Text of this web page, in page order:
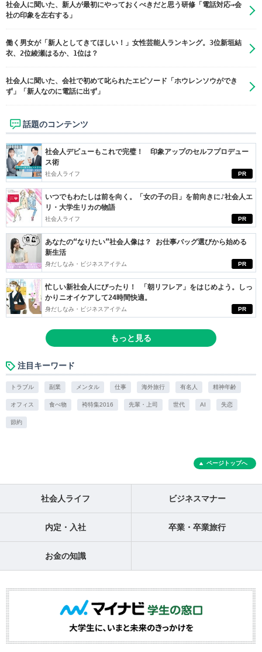
社会人に聞いた、新人が最初にやっておくべきだと思う研修「電話対応→会
社の印象を左右する」
働く男女が「新人としてきてほしい！」女性芸能人ランキング。3位新垣結
衣、2位綾瀬はるか、1位は？
社会人に聞いた、会社で初めて叱られたエピソード「ホウレンソウができ
ず」「新人なのに電話に出ず」
話題のコンテンツ
PR
社会人デビューもこれで完璧！ 印象アップのセルフプロデュー
ス術
社会人ライフ
PR
いつでもわたしは前を向く。「女の子の日」を前向きに♪社会人エ
リ・大学生リカの物語
社会人ライフ
PR
あなたの“なりたい”社会人像は？ お仕事バッグ選びから始める
新生活
身だしなみ・ビジネスアイテム
PR
忙しい新社会人にぴったり！ 「朝リフレア」をはじめよう。しっ
かりニオイケアして24時間快適。
身だしなみ・ビジネスアイテム
もっと見る
注目キーワード
トラブル 副業 メンタル 仕事 海外旅行 有名人 精神年齢
オフィス 食べ物 袴特集2016 先輩・上司 世代 AI 失恋
節約
ページトップへ
社会人ライフ ビジネスマナー
内定・入社 卒業・卒業旅行
お金の知識